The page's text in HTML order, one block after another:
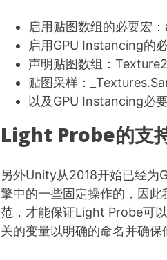
启用贴图数组的必要宏
启用GPU Instancing的
声明贴图数组：
贴图采样：
以及GPU Instancing必
Light Probe的支
另外Unity从2018开始已经为
擎中的一些固定操作的，因
范，才能保证Light Probe可
关的变量以明确的命名并确